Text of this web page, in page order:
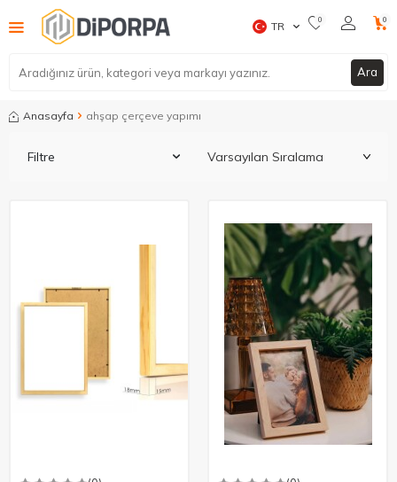
Ara
TR 0 0
Anasayfa ahşap çerçeve yapımı​
Filtre